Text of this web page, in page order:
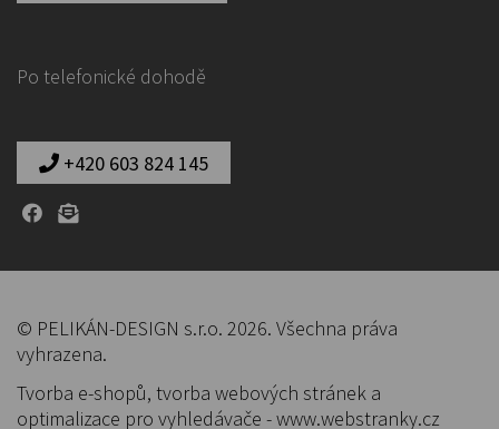
Po telefonické dohodě
+420 603 824 145
© PELIKÁN-DESIGN s.r.o. 2026. Všechna práva
vyhrazena.
Tvorba e-shopů, tvorba webových stránek a
optimalizace pro vyhledávače -www.webstranky.cz